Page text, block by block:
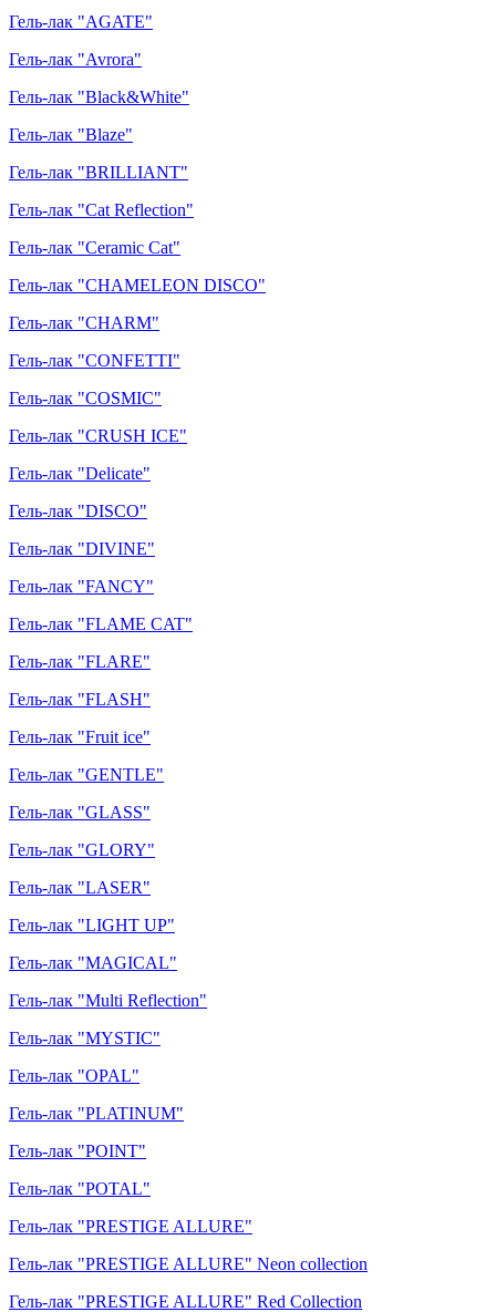
Гель-лак "AGATE"
Гель-лак "Avrora"
Гель-лак "Black&White"
Гель-лак "Blaze"
Гель-лак "BRILLIANT"
Гель-лак "Cat Reflection"
Гель-лак "Ceramic Cat"
Гель-лак "CHAMELEON DISCO"
Гель-лак "CHARM"
Гель-лак "CONFETTI"
Гель-лак "COSMIC"
Гель-лак "CRUSH ICE"
Гель-лак "Delicate"
Гель-лак "DISCO"
Гель-лак "DIVINE"
Гель-лак "FANCY"
Гель-лак "FLAME CAT"
Гель-лак "FLARE"
Гель-лак "FLASH"
Гель-лак "Fruit ice"
Гель-лак "GENTLE"
Гель-лак "GLASS"
Гель-лак "GLORY"
Гель-лак "LASER"
Гель-лак "LIGHT UP"
Гель-лак "MAGICAL"
Гель-лак "Multi Reflection"
Гель-лак "MYSTIC"
Гель-лак "OPAL"
Гель-лак "PLATINUM"
Гель-лак "POINT"
Гель-лак "POTAL"
Гель-лак "PRESTIGE ALLURE"
Гель-лак "PRESTIGE ALLURE" Neon collection
Гель-лак "PRESTIGE ALLURE" Red Collection